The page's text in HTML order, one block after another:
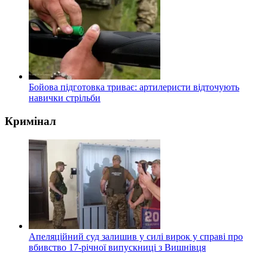
Бойова підготовка триває: артилеристи відточують
навички стрільби
Кримінал
Апеляційний суд залишив у силі вирок у справі про
вбивство 17-річної випускниці з Вишнівця